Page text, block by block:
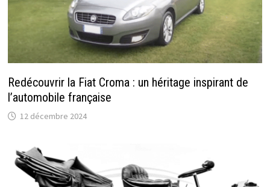
Redécouvrir la Fiat Croma : un héritage inspirant de
l’automobile française
12 décembre 2024